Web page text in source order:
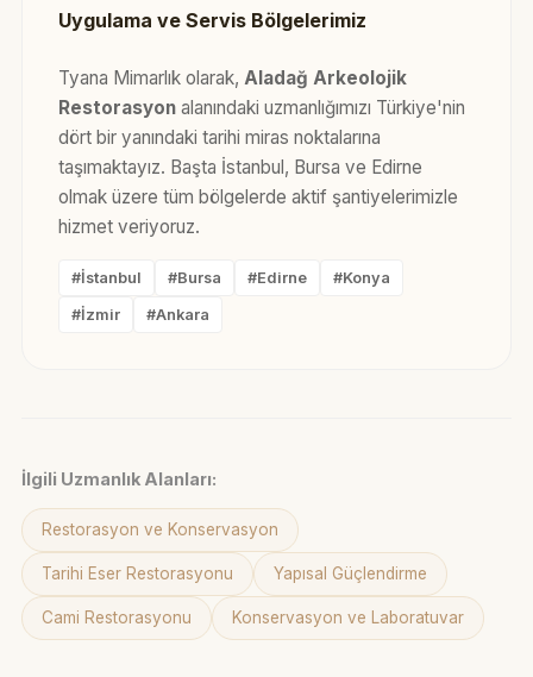
Uygulama ve Servis Bölgelerimiz
Tyana Mimarlık olarak, Aladağ Arkeolojik
Restorasyonalanındaki uzmanlığımızı Türkiye'nin
dört bir yanındaki tarihi miras noktalarına
taşımaktayız. Başta İstanbul, Bursa ve Edirne
olmak üzere tüm bölgelerde aktif şantiyelerimizle
hizmet veriyoruz.
#İstanbul #Bursa #Edirne #Konya
#İzmir #Ankara
İlgili Uzmanlık Alanları:
Restorasyon ve Konservasyon
Tarihi Eser Restorasyonu Yapısal Güçlendirme
Cami Restorasyonu Konservasyon ve Laboratuvar